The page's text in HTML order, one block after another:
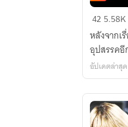
[4EXO]
4HEARTS
ดวงใจ
ของ
ฉัน
42 5.58K
หลังจากเ
อุปสรรค
อัปเดตล่าสุ